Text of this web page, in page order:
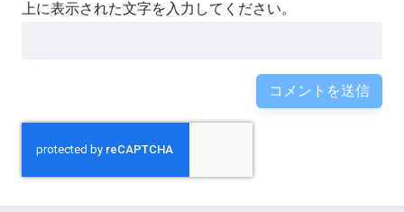
上に表示された文字を入力してください。